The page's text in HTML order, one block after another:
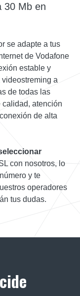
30 Mb en
se adapte a tus
de Vodafone
estable y
a
de todas las
calidad, atención
de alta
con nosotros, lo
y te
operadores
tus dudas.